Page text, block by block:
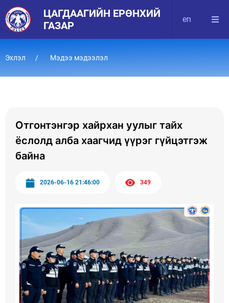
ЦАГДААГИЙН ЕРӨНХИЙ
ГАЗАР
en
Эхлэл Мэдээ мэдээлэл
Отгонтэнгэр хайрхан уулыг тайх
ёслолд алба хаагчид үүрэг гүйцэтгэж
байна
2026-06-16 21:46:00 349